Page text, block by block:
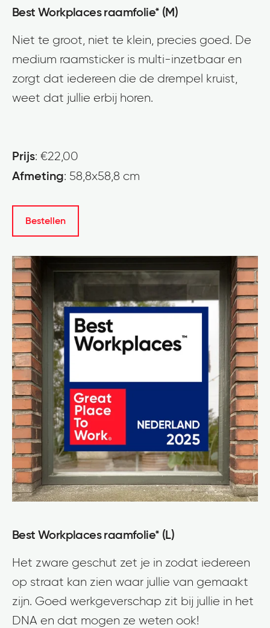
Best Workplaces raamfolie* (M)
Niet te groot, niet te klein, precies goed. De
medium raamsticker is multi-inzetbaar en
zorgt dat iedereen die de drempel kruist,
weet dat jullie erbij horen.
Prijs: €22,00
Afmeting: 58,8x58,8 cm
Bestellen
Best Workplaces raamfolie* (L)
Het zware geschut zet je in zodat iedereen
op straat kan zien waar jullie van gemaakt
zijn. Goed werkgeverschap zit bij jullie in het
DNA en dat mogen ze weten ook!